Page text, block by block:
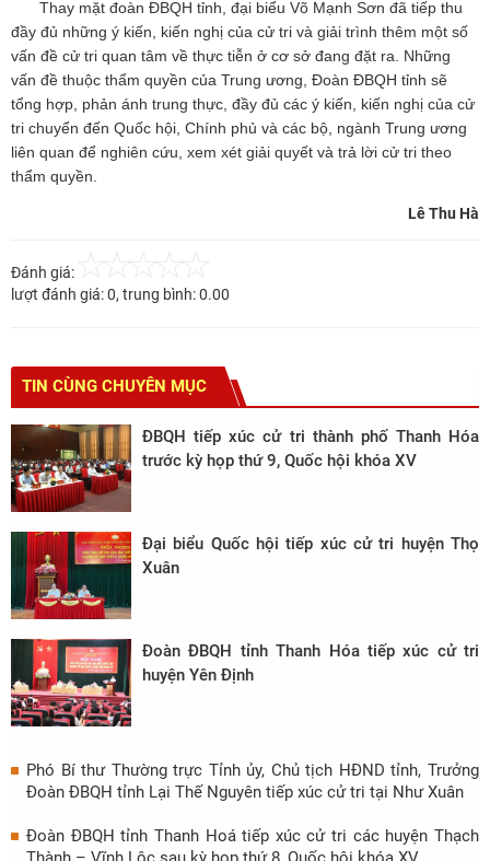
Thay mặt đoàn ĐBQH tỉnh, đại biểu Võ Mạnh Sơn đã tiếp thu
đầy đủ những ý kiến, kiến nghị của cử tri và giải trình thêm một số
vấn đề cử tri quan tâm về thực tiễn ở cơ sở đang đặt ra. Những
vấn đề thuộc thẩm quyền của Trung ương, Đoàn ĐBQH tỉnh sẽ
tổng hợp, phản ánh trung thực, đầy đủ các ý kiến, kiến nghị của cử
tri chuyển đến Quốc hội, Chính phủ và các bộ, ngành Trung ương
liên quan để nghiên cứu, xem xét giải quyết và trả lời cử tri theo
thẩm quyền.
Lê Thu Hà
Đánh giá:
lượt đánh giá:0, trung bình:0.00
TIN CÙNG CHUYÊN MỤC
ĐBQH tiếp xúc cử tri thành phố Thanh Hóa
trước kỳ họp thứ 9, Quốc hội khóa XV
Đại biểu Quốc hội tiếp xúc cử tri huyện Thọ
Xuân
Đoàn ĐBQH tỉnh Thanh Hóa tiếp xúc cử tri
huyện Yên Định
Phó Bí thư Thường trực Tỉnh ủy, Chủ tịch HĐND tỉnh, Trưởng
Đoàn ĐBQH tỉnh Lại Thế Nguyên tiếp xúc cử tri tại Như Xuân
Đoàn ĐBQH tỉnh Thanh Hoá tiếp xúc cử tri các huyện Thạch